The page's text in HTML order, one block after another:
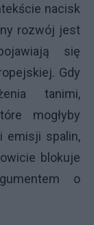
nacisk
rozwój jest
się
Gdy
tanimi,
mogłyby
emisji spalin,
blokuje
o